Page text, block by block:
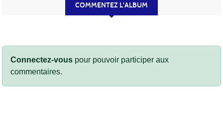
COMMENTEZ L'ALBUM
Connectez-vous pour pouvoir participer aux
commentaires.